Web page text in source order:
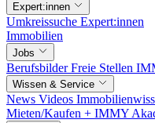
Expert:innen
Umkreissuche Expert:innen
Immobilien
Jobs
BerufsbilderFreie Stellen
Wissen & Service
News Videos
Mieten/Kaufen + IMMY